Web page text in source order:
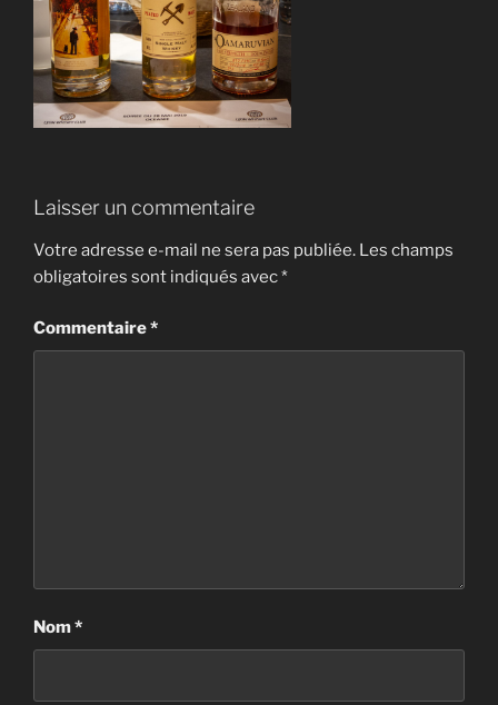
Laisser un commentaire
Votre adresse e-mail ne sera pas publiée. Les champs
obligatoires sont indiqués avec*
Commentaire*
Nom*